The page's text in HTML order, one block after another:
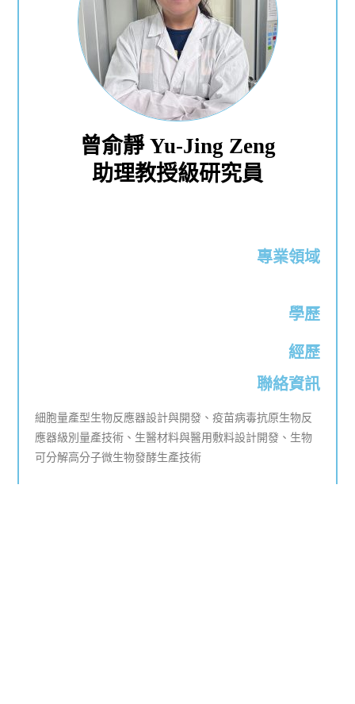
曾俞靜 Yu-Jing Zeng
助理教授級研究員
專業領域
學歷
經歷
聯絡資訊
細胞量產型生物反應器設計與開發、疫苗病毒抗原生物反
應器級別量產技術、生醫材料與醫用敷料設計開發、生物
可分解高分子微生物發酵生產技術